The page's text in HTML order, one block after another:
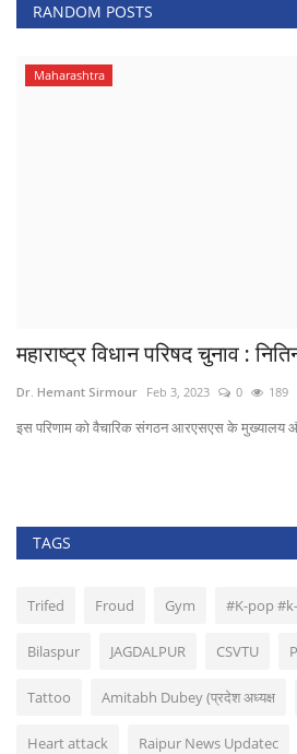
RANDOM POSTS
Maharashtra
महाराष्ट्र विधान परिषद चुनाव :
Dr. Hemant Sirmour Feb 3, 2023 0 189
इस परिणाम को वैचारिक संगठन आरएसएस के मुख्‍यालय
TAGS
Trifed Froud Gym #K-pop
Bilaspur JAGDALPUR CSVTU
Tattoo Amitabh Dubey (प्रदेश अध्यक्ष
Heart attack Raipur News Updatec